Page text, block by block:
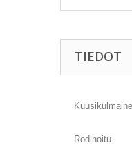
TIEDOT
Rodinoitu.